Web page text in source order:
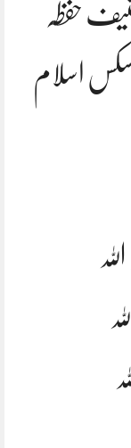
حفظہ
اسلام